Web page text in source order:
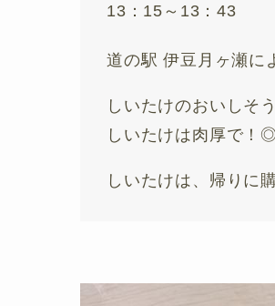
13：15～13：43
道の駅 伊豆月ヶ瀬に
しいたけのおいしそ
しいたけは肉厚で！
しいたけは、帰りに